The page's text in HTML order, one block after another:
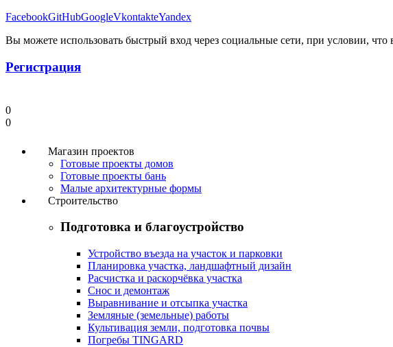
FacebookGitHubGoogleVkontakteYandex
Вы можете использовать быстрый вход через социальные сети, при условии, что
Регистрация
0
0
Магазин проектов
Готовые проекты домов
Готовые проекты бань
Малые архитектурные формы
Строительство
Подготовка и благоустройство
Устройство въезда на участок и парковки
Планировка участка, ландшафтный дизайн
Расчистка и раскорчёвка участка
Снос и демонтаж
Выравнивание и отсыпка участка
Земляные (земельные) работы
Культивация земли, подготовка почвы
Погребы TINGARD